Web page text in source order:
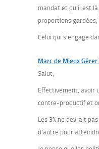
mandat et qu’il est
proportions
Celui qui s’engage
Marc de Mieux
Salut,
Effectivement, avoir
contre-productif et
Les 3% ne devrait
d’autre pour